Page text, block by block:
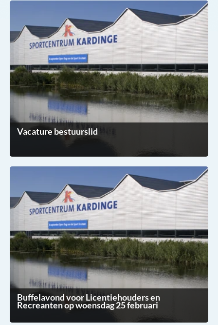
Vacature bestuurslid
Buffelavond voor Licentiehouders en
Recreanten op woensdag 25 februari